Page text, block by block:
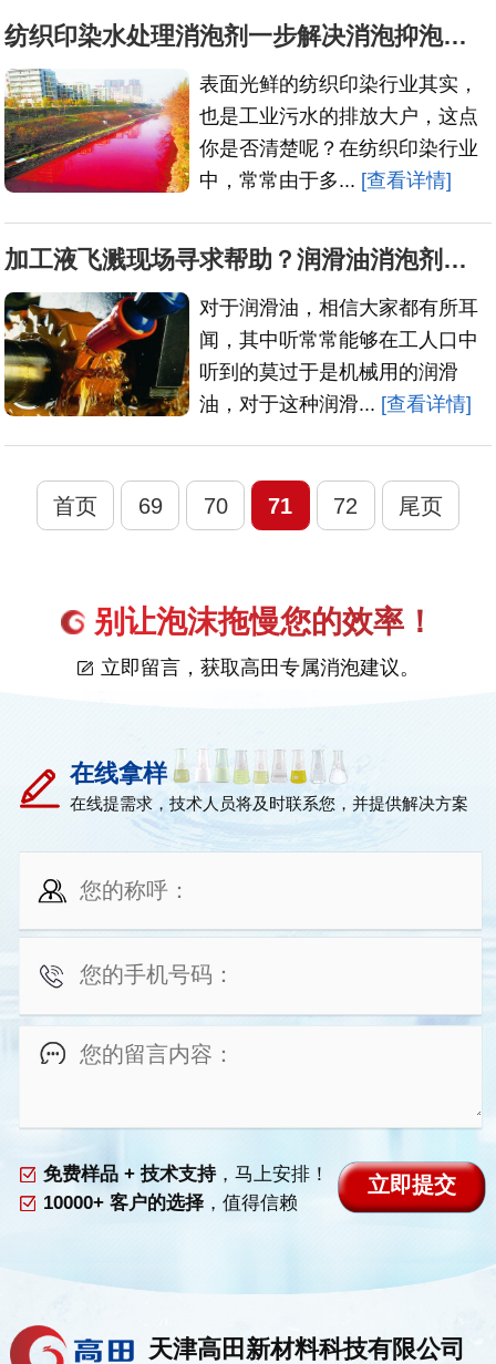
纺织印染水处理消泡剂一步解决消泡抑泡等恶劣因素
表面光鲜的纺织印染行业其实，
也是工业污水的排放大户，这点
你是否清楚呢？在纺织印染行业
中，常常由于多... [查看详情]
加工液飞溅现场寻求帮助？润滑油消泡剂来啦
对于润滑油，相信大家都有所耳
闻，其中听常常能够在工人口中
听到的莫过于是机械用的润滑
油，对于这种润滑... [查看详情]
首页 69 70 71 72 尾页
别让泡沫拖慢您的效率！
立即留言，获取高田专属消泡建议。
在线拿样
在线提需求，技术人员将及时联系您，并提供解决方案
免费样品 + 技术支持，马上安排！
10000+ 客户的选择，值得信赖
天津高田新材料科技有限公司